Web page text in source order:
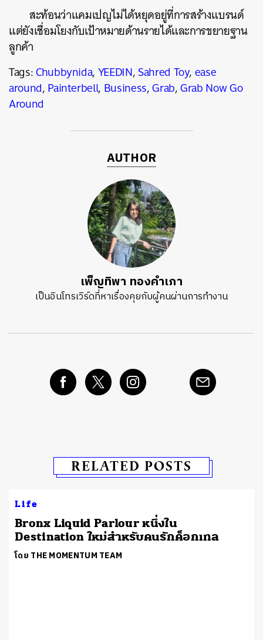
สะท้อนว่าแคมเปญไม่ได้หยุดอยู่ที่การสร้างแบรนด์
แต่ยังเชื่อมโยงกับเป้าหมายด้านรายได้และการขยายฐาน
ลูกค้า
Tags:Chubbynida,YEEDIN,Sahred Toy,ease
around,Painterbell, Business,Grab,Grab Now Go
Around
AUTHOR
เพ็ญทิพา ทองคำเภา
เป็นอินโทรเวิร์ดที่หาเรื่องคุยกับผู้คนผ่านการทำงาน
RELATED POSTS
Life
Bronx Liquid Parlour หนึ่งใน
Destination ใหม่สำหรับคนรักค็อกเทล
โดย THE MOMENTUM TEAM